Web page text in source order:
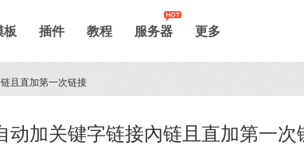
板 插件 教程 服务器 更多
且直加第一次链接
动加关键字链接內链且直加第一次